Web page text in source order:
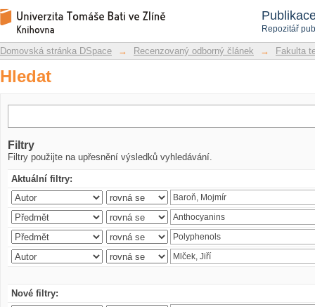
Repozitář
Hledat
Repozitář DSpace/Manakin
Domovská stránka DSpace → Recenzovaný odborný článek → Fakulta
Hledat
Filtry
Filtry použijte na upřesnění výsledků vyhledávání.
Aktuální filtry:
Nové filtry: